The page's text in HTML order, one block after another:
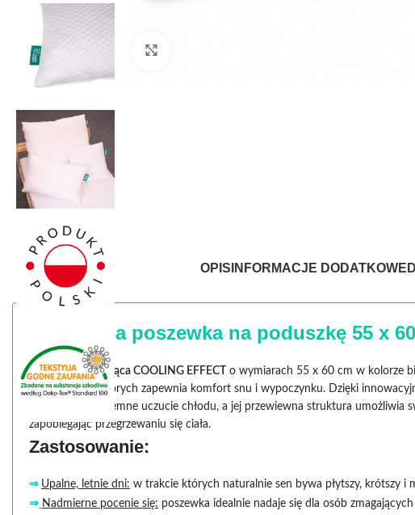
OPIS INFORMACJE DODATKOWE
Chłodząca poszewka na poduszkę 55 x
Poszewka chłodząca COOLING EFFECT
o wymiarach 55 x 60 cm w kolorze
noce podczas których zapewnia komfort snu i wypoczynku. Dzięki
gwarantuje przyjemne uczucie chłodu, a jej przewiewna struktura umożliwia
zapobiegając przegrzewaniu się ciała.
Zastosowanie:
⇒ Upalne, letnie dni: w trakcie których naturalnie sen bywa płytszy, krótszy i
⇒ Nadmierne pocenie się: poszewka idealnie nadaje się dla osób